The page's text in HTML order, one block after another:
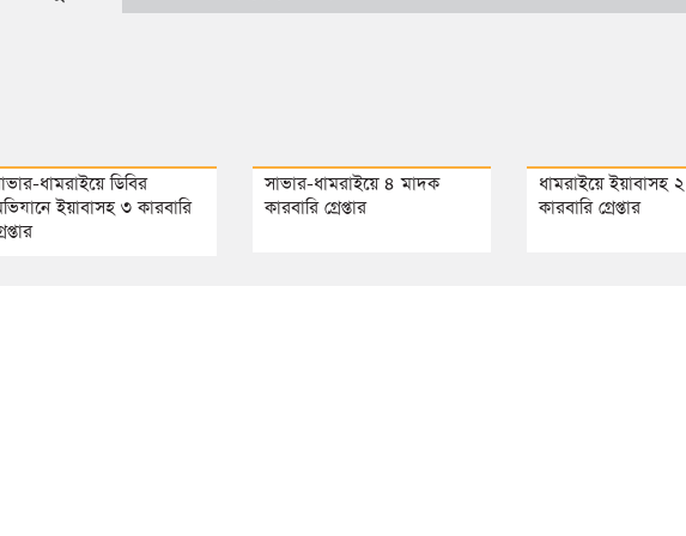
ধামরাইয়ে ডিবির
ইয়াবাসহ ৩ কারবারি
সাভার-ধামরাইয়ে ৪ মাদক
কারবারি গ্রেপ্তার
ধামরাইয়ে ইয়াবাসহ
কারবারি গ্রেপ্তার